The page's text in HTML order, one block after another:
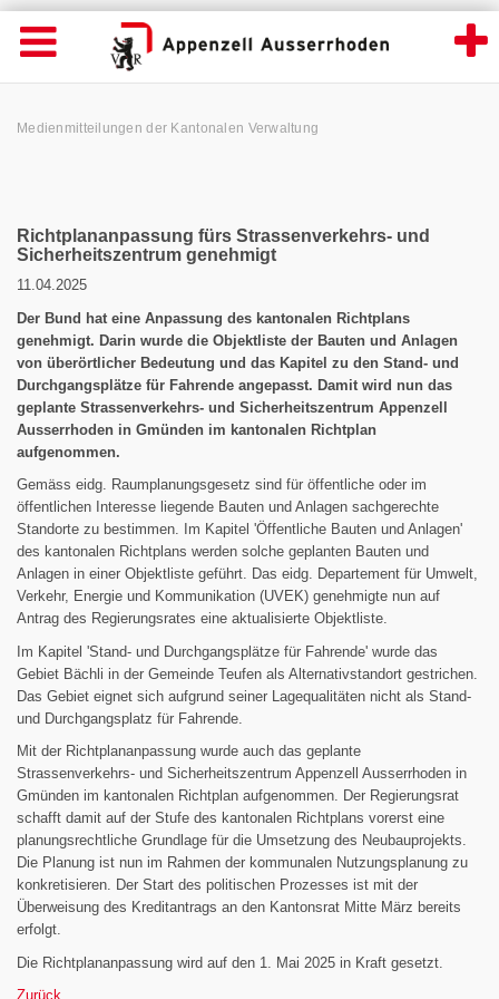
News Detailansicht - Appenzell
Wichtige
Seiten
Home
Inhalt
Navigation öffnen
Inhalt
Pfadnavigation
Medienmitteilungen der Kantonalen Verwaltung
Richtplananpassung fürs Strassenverkehrs- und
Sicherheitszentrum genehmigt
11.04.2025
Der Bund hat eine Anpassung des kantonalen Richtplans
genehmigt. Darin wurde die Objektliste der Bauten und Anlagen
von überörtlicher Bedeutung und das Kapitel zu den Stand- und
Durchgangsplätze für Fahrende angepasst. Damit wird nun das
geplante Strassenverkehrs- und Sicherheitszentrum Appenzell
Ausserrhoden in Gmünden im kantonalen Richtplan
aufgenommen.
Gemäss eidg. Raumplanungsgesetz sind für öffentliche oder im
öffentlichen Interesse liegende Bauten und Anlagen sachgerechte
Standorte zu bestimmen. Im Kapitel 'Öffentliche Bauten und Anlagen'
des kantonalen Richtplans werden solche geplanten Bauten und
Anlagen in einer Objektliste geführt. Das eidg. Departement für Umwelt,
Verkehr, Energie und Kommunikation (UVEK) genehmigte nun auf
Antrag des Regierungsrates eine aktualisierte Objektliste.
Im Kapitel 'Stand- und Durchgangsplätze für Fahrende' wurde das
Gebiet Bächli in der Gemeinde Teufen als Alternativstandort gestrichen.
Das Gebiet eignet sich aufgrund seiner Lagequalitäten nicht als Stand-
und Durchgangsplatz für Fahrende.
Mit der Richtplananpassung wurde auch das geplante
Strassenverkehrs- und Sicherheitszentrum Appenzell Ausserrhoden in
Gmünden im kantonalen Richtplan aufgenommen. Der Regierungsrat
schafft damit auf der Stufe des kantonalen Richtplans vorerst eine
planungsrechtliche Grundlage für die Umsetzung des Neubauprojekts.
Die Planung ist nun im Rahmen der kommunalen Nutzungsplanung zu
konkretisieren. Der Start des politischen Prozesses ist mit der
Überweisung des Kreditantrags an den Kantonsrat Mitte März bereits
erfolgt.
Die Richtplananpassung wird auf den 1. Mai 2025 in Kraft gesetzt.
Zurück